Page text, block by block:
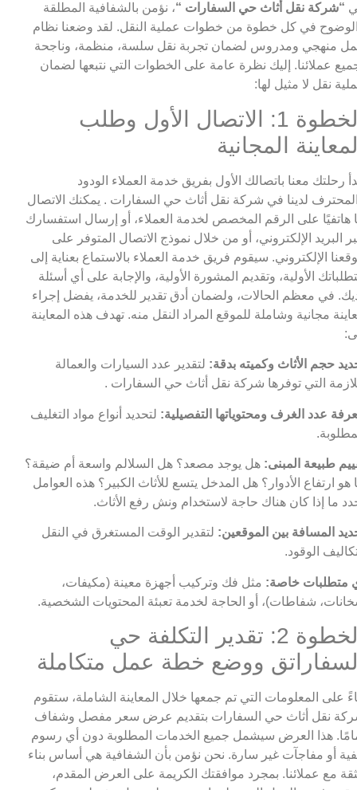
“شركة نقل أثاث حي السفارات “، نؤمن بالشفافية المطلقة
في كل خطوة من خطوات عملية النقل. لقد وضعنا نظام
منهجي ومدروس لضمان تجربة نقل سلسة، منظمة، وناجحة
عملائنا. إليك نظرة عامة على الخطوات التي نتبعها لضمان
نقل لا مثيل لها:
الخطوة 1: الاتصال الأول وطلب
المجانية
رحلتك معنا باتصالك الأول بفريق خدمة العملاء الودود
لدينا في شركة نقل أثاث حي السفارات . يمكنك الاتصال
هاتفيًا على الرقم المخصص لخدمة العملاء، أو إرسال استفسارك
البريد الإلكتروني، أو من خلال نموذج الاتصال المتوفر على
الإلكتروني. سيقوم فريق خدمة العملاء بالاستماع بعناية إلى
الأولية، وتقديم المشورة الأولية، والإجابة على أي أسئلة
في معظم الحالات، ولضمان أدق تقدير للخدمة، يفضل إجراء
مجانية وشاملة للموقع المراد النقل منه. تهدف هذه المعاينة
حجم الأثاث وكميته بدقة: لتقدير عدد السيارات والعمالة
التي توفرها شركة نقل أثاث حي السفارات .
عدد الغرف ومحتوياتها التفصيلية: لتحديد أنواع مواد التغليف
طبيعة المبنى: هل يوجد مصعد؟ هل السلالم واسعة أم ضيقة؟
هو ارتفاع الأدوار؟ هل المدخل يتسع للأثاث الكبير؟ هذه العوامل
ما إذا كان هناك حاجة لاستخدام ونش رفع الأثاث.
المسافة بين الموقعين: لتقدير الوقت المستغرق في النقل
الوقود.
متطلبات خاصة: مثل فك وتركيب أجهزة معينة (مكيفات،
شفاطات)، أو الحاجة لخدمة تعبئة المحتويات الشخصية.
الخطوة 2: تقدير التكلفة حي
ووضع خطة عمل متكاملة
على المعلومات التي تم جمعها خلال المعاينة الشاملة، ستقوم
نقل أثاث حي السفارات بتقديم عرض سعر مفصل وشفاف
هذا العرض سيشمل جميع الخدمات المطلوبة دون أي رسوم
أو مفاجآت غير سارة. نحن نؤمن بأن الشفافية هي أساس بناء
مع عملائنا. بمجرد موافقتك الكريمة على العرض المقدم،